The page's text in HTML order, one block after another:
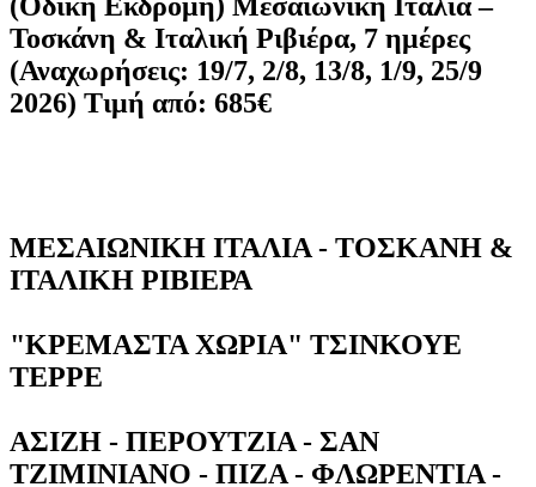
Τοσκάνη & Ιταλική Ριβιέρα, 7 ημέρες
(Αναχωρήσεις: 19/7, 2/8, 13/8, 1/9, 25/9
2026) Τιμή από: 685€
ΜΕΣΑΙΩΝΙΚΗ ΙΤΑΛΙΑ - ΤΟΣΚΑΝΗ &
ΙΤΑΛΙΚΗ ΡΙΒΙΕΡΑ
"ΚΡΕΜΑΣΤΑ ΧΩΡΙΑ" ΤΣΙΝΚΟΥΕ
ΤΕΡΡΕ
ΑΣΙΖΗ - ΠΕΡΟΥΤΖΙΑ - ΣΑΝ
ΤΖΙΜΙΝΙΑΝΟ - ΠΙΖΑ - ΦΛΩΡΕΝΤΙΑ -